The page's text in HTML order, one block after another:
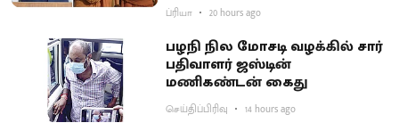
ப்ரியா 20 hours ago
பழநி நில மோசடி வழக்கில் சார்
பதிவாளர் ஜஸ்டின்
மணிகண்டன் கைது
செய்திப்பிரிவு 14 hours ago